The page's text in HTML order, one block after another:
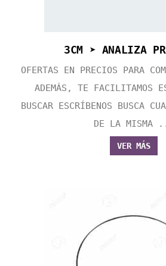
3CM ➤ ANALIZA
OFERTAS EN PRECIOS PARA
ADEMÁS, TE FACILITAMOS
BUSCAR ESCRÍBENOS BUSCA
DE LA MISMA
VER MÁS